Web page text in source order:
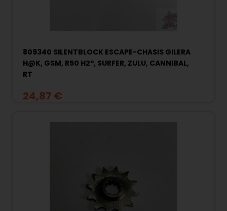
809340 SILENTBLOCK ESCAPE-CHASIS GILERA
H@K, GSM, R50 H2º, SURFER, ZULU, CANNIBAL,
RT
24,87 €